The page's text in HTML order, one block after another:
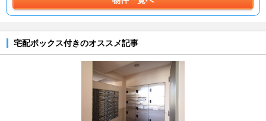
宅配ボックス付きのオススメ記事